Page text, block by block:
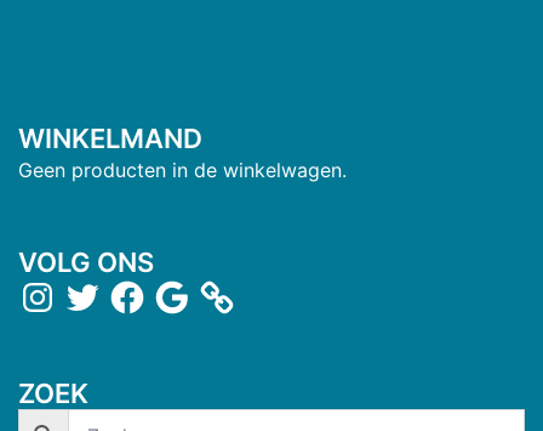
WINKELMAND
Geen producten in de winkelwagen.
VOLG ONS
ZOEK